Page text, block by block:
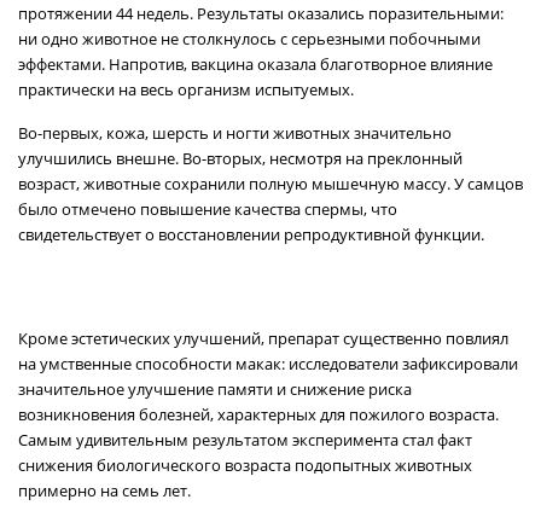
протяжении 44 недель. Результаты оказались поразительными:
ни одно животное не столкнулось с серьезными побочными
эффектами. Напротив, вакцина оказала благотворное влияние
практически на весь организм испытуемых.
Во-первых, кожа, шерсть и ногти животных значительно
улучшились внешне. Во-вторых, несмотря на преклонный
возраст, животные сохранили полную мышечную массу. У самцов
было отмечено повышение качества спермы, что
свидетельствует о восстановлении репродуктивной функции.
Кроме эстетических улучшений, препарат существенно повлиял
на умственные способности макак: исследователи зафиксировали
значительное улучшение памяти и снижение риска
возникновения болезней, характерных для пожилого возраста.
Самым удивительным результатом эксперимента стал факт
снижения биологического возраста подопытных животных
примерно на семь лет.